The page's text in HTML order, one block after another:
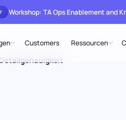
Workshop: TA Ops Enablement and
Customers Ressourcen
Detailgenauigkeit